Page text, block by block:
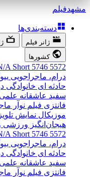
مشهدفیلم
دسته‌بندی‌ها
ژانر فیلم
کشورها
5572
5746
A Short
درام، ماجراجویی
حادثه ای خانوادگی
سفید عاشقانه
فانتزی فیلم نوآر
موزیکال نمایش
هیجان‌انگیز ورزشی
5572
5746
A Short
درام، ماجراجویی
حادثه ای خانوادگی
سفید عاشقانه
فانتزی فیلم نوآر